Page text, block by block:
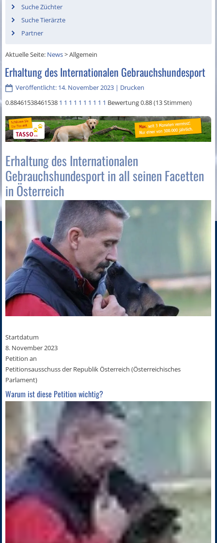
Suche Züchter
Suche Tierärzte
Partner
Aktuelle Seite: News>Allgemein
Erhaltung des Internationalen Gebrauchshundesport
Veröffentlicht: 14. November 2023 | Drucken
0.88461538461538 1 1 1 1 1 1 1 1 1 1 Bewertung 0.88 (13 Stimmen)
Erhaltung des Internationalen
Gebrauchshundesport in all seinen Facetten
in Österreich
Startdatum
8. November 2023
Petition an
Petitionsausschuss der Republik Österreich (Österreichisches
Parlament)
Warum ist diese Petition wichtig?